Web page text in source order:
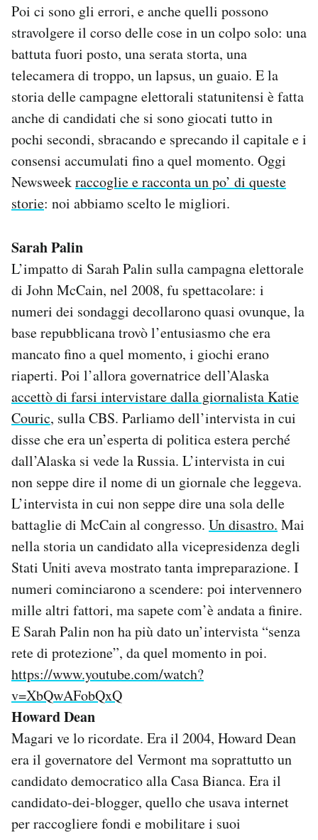
Poi ci sono gli errori, e anche quelli possono
stravolgere il corso delle cose in un colpo solo: una
battuta fuori posto, una serata storta, una
telecamera di troppo, un lapsus, un guaio. E la
storia delle campagne elettorali statunitensi è fatta
anche di candidati che si sono giocati tutto in
pochi secondi, sbracando e sprecando il capitale e i
consensi accumulati fino a quel momento. Oggi
Newsweekraccoglie e racconta un po’ di queste
storie: noi abbiamo scelto le migliori.
Sarah Palin
L’impatto di Sarah Palin sulla campagna elettorale
di John McCain, nel 2008, fu spettacolare: i
numeri dei sondaggi decollarono quasi ovunque, la
base repubblicana trovò l’entusiasmo che era
mancato fino a quel momento, i giochi erano
riaperti. Poi l’allora governatrice dell’Alaska
accettò di farsi intervistare dalla giornalista Katie
Couric, sulla CBS. Parliamo dell’intervista in cui
disse che era un’esperta di politica estera perché
dall’Alaska si vede la Russia. L’intervista in cui
non seppe dire il nome di un giornale che leggeva.
L’intervista in cui non seppe dire una sola delle
battaglie di McCain al congresso. Un disastro. Mai
nella storia un candidato alla vicepresidenza degli
Stati Uniti aveva mostrato tanta impreparazione. I
numeri cominciarono a scendere: poi intervennero
mille altri fattori, ma sapete com’è andata a finire.
E Sarah Palin non ha più dato un’intervista “senza
rete di protezione”, da quel momento in poi.
https://www.youtube.com/watch?
v=XbQwAFobQxQ
Howard Dean
Magari ve lo ricordate. Era il 2004, Howard Dean
era il governatore del Vermont ma soprattutto un
candidato democratico alla Casa Bianca. Era il
candidato-dei-blogger, quello che usava internet
per raccogliere fondi e mobilitare i suoi